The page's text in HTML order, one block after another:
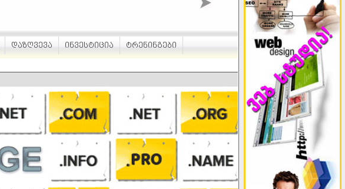
დაზღვევა ინვესტიცია
ტრენინგები